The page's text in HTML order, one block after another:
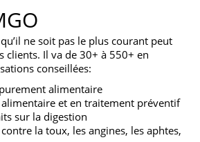
ne soit pas le plus courant peut
clients. Il va de 30+ à 550+ en
conseillées:
alimentaire
et en traitement préventif
sur la digestion
la toux, les angines, les aphtes,